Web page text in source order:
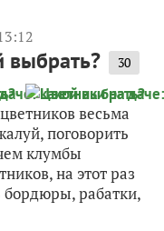
выбрать? 30
весьма
поговорить
клумбы
на этот раз
бордюры, рабатки,